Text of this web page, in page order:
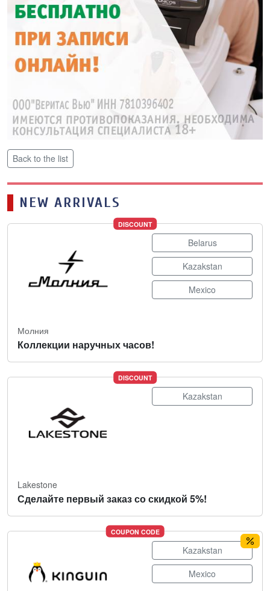
Back to the list
NEW ARRIVALS
DISCOUNT
Belarus
Kazakstan
Mexico
Молния
Коллекции наручных часов!
DISCOUNT
Kazakstan
Lakestone
Сделайте первый заказ со скидкой 5%!
COUPON CODE
Kazakstan
Mexico